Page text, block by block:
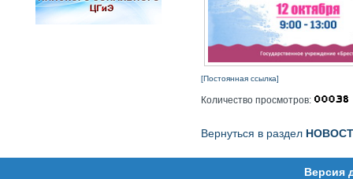
[Постоянная ссылка]
Количество просмотров:
Вернуться в раздел
Версия